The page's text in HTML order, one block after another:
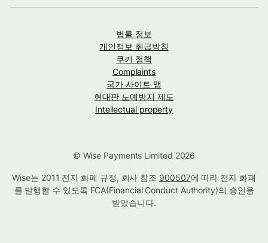
법률 정보
개인정보 취급방침
쿠키 정책
Complaints
국가 사이트 맵
현대판 노예방지 제도
Intellectual property
© Wise Payments Limited 2026
Wise는 2011 전자 화폐 규정, 회사 참조 900507에 따라 전자 화폐
를 발행할 수 있도록 FCA(Financial Conduct Authority)의 승인을
받았습니다.